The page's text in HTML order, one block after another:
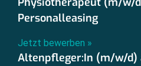
Personalleasing
Jetzt bewerben »
Altenpfleger:In (m/w/d)